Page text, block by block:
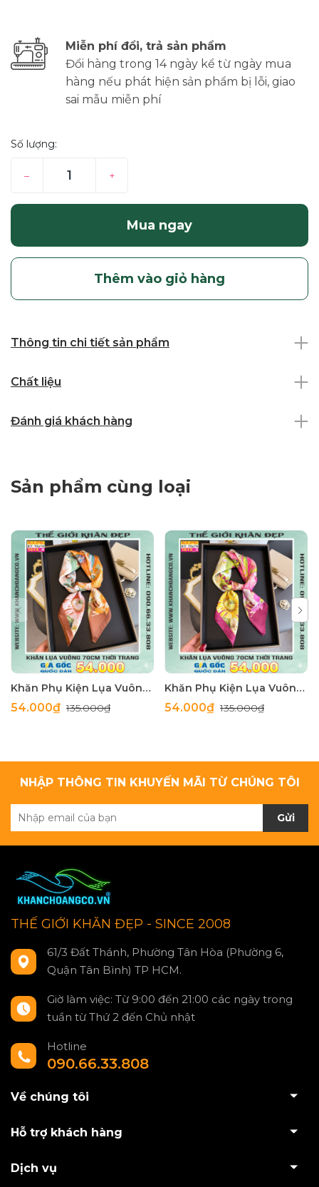
Miễn phí đổi, trả sản phẩm
Đổi hàng trong 14 ngày kể từ ngày mua
hàng nếu phát hiện sản phẩm bị lỗi, giao
sai mẫu miễn phí
Số lượng:
– +
Mua ngay
Thêm vào giỏ hàng
Thông tin chi tiết sản phẩm
Chất liệu
Đánh giá khách hàng
Sản phẩm cùng loại
Khăn Phụ Kiện Lụa Vuông 70cm - Thế Giới Khăn Đẹp C1062_4
54.000₫135.000₫
Khăn Phụ Kiện Lụa Vuông 70cm - Thế Giới Khăn Đẹp C1062_3
54.000₫135.000₫
NHẬP THÔNG TIN KHUYẾN MÃI TỪ CHÚNG TÔI
Gửi
THẾ GIỚI KHĂN ĐẸP - SINCE 2008
61/3 Đất Thánh, Phường Tân Hòa (Phường 6,
Quận Tân Bình) TP HCM.
Giờ làm việc: Từ 9:00 đến 21:00 các ngày trong
tuần từ Thứ 2 đến Chủ nhật
Hotline
090.66.33.808
Về chúng tôi
Hỗ trợ khách hàng
Dịch vụ